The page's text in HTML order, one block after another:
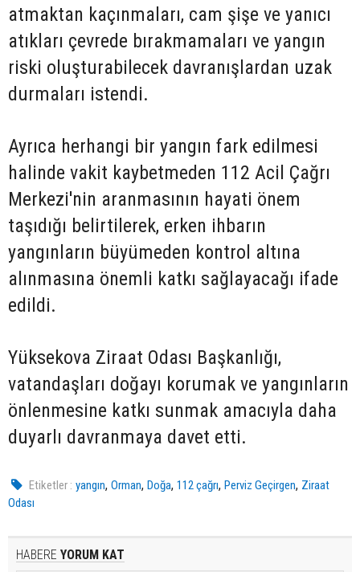
atmaktan kaçınmaları, cam şişe ve yanıcı
atıkları çevrede bırakmamaları ve yangın
riski oluşturabilecek davranışlardan uzak
durmaları istendi.
Ayrıca herhangi bir yangın fark edilmesi
halinde vakit kaybetmeden 112 Acil Çağrı
Merkezi'nin aranmasının hayati önem
taşıdığı belirtilerek, erken ihbarın
yangınların büyümeden kontrol altına
alınmasına önemli katkı sağlayacağı ifade
edildi.
Yüksekova Ziraat Odası Başkanlığı,
vatandaşları doğayı korumak ve yangınların
önlenmesine katkı sunmak amacıyla daha
duyarlı davranmaya davet etti.
Etiketler : yangın,Orman,Doğa,112 çağrı,Perviz Geçirgen, Ziraat
Odası
HABERE YORUM KAT